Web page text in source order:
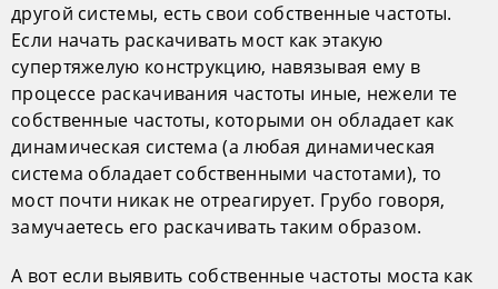
другой системы, есть свои собственные частоты.
Если начать раскачивать мост как этакую
супертяжелую конструкцию, навязывая ему в
процессе раскачивания частоты иные, нежели те
собственные частоты, которыми он обладает как
динамическая система (а любая динамическая
система обладает собственными частотами), то
мост почти никак не отреагирует. Грубо говоря,
замучаетесь его раскачивать таким образом.
А вот если выявить собственные частоты моста как